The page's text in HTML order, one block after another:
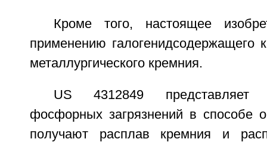
Кроме того, настоящее
применению галогенидсодержащего
металлургического кремния.
US 4312849 представляет
фосфорных загрязнений в способе
получают расплав кремния и